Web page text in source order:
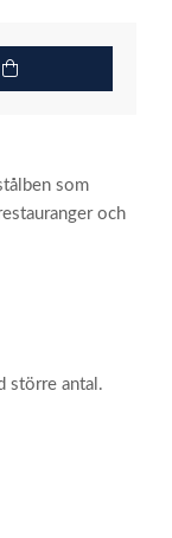
som
och
större antal.